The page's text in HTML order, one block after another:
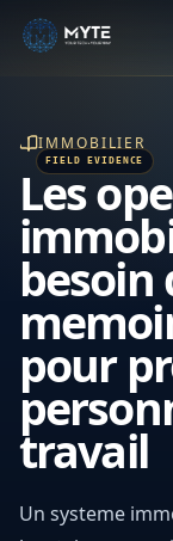
IMMOBILIER
Les
besoin
pour
travail
Un systeme